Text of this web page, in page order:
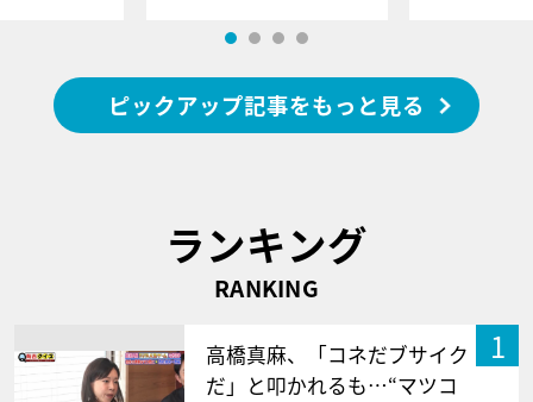
ピックアップ記事をもっと見る
ランキング
RANKING
1
高橋真麻、「コネだブサイク
だ」と叩かれるも…“マツコ